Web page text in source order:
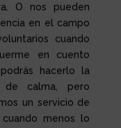
O nos pueden
en el campo
cuando
en cuento
hacerlo la
de calma, pero
un servicio de
menos lo